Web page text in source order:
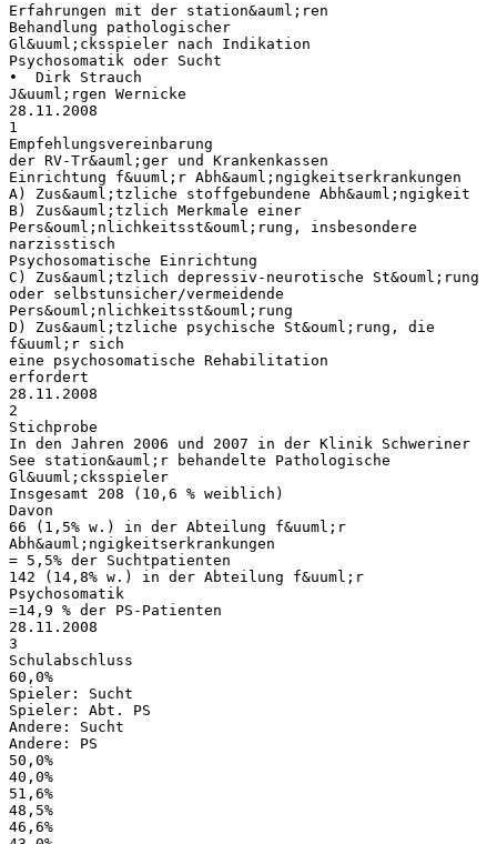
Erfahrungen mit der station&auml;ren
Behandlung pathologischer
Gl&uuml;cksspieler nach Indikation
Psychosomatik oder Sucht
• Dirk Strauch
J&uuml;rgen Wernicke
28.11.2008
1
Empfehlungsvereinbarung
der RV-Tr&auml;ger und Krankenkassen
Einrichtung f&uuml;r Abh&auml;ngigkeitserkrankungen
A) Zus&auml;tzliche stoffgebundene Abh&auml;ngigkeit
B) Zus&auml;tzlich Merkmale einer
Pers&ouml;nlichkeitsst&ouml;rung, insbesondere
narzisstisch
Psychosomatische Einrichtung
C) Zus&auml;tzlich depressiv-neurotische St&ouml;rung
oder selbstunsicher/vermeidende
Pers&ouml;nlichkeitsst&ouml;rung
D) Zus&auml;tzliche psychische St&ouml;rung, die
f&uuml;r sich
eine psychosomatische Rehabilitation
erfordert
28.11.2008
2
Stichprobe
In den Jahren 2006 und 2007 in der Klinik Schweriner
See station&auml;r behandelte Pathologische
Gl&uuml;cksspieler
Insgesamt 208 (10,6 % weiblich)
Davon
66 (1,5% w.) in der Abteilung f&uuml;r
Abh&auml;ngigkeitserkrankungen
= 5,5% der Suchtpatienten
142 (14,8% w.) in der Abteilung f&uuml;r
Psychosomatik
=14,9 % der PS-Patienten
28.11.2008
3
Schulabschluss
60,0%
Spieler: Sucht
Spieler: Abt. PS
Andere: Sucht
Andere: PS
50,0%
40,0%
51,6%
48,5%
46,6%